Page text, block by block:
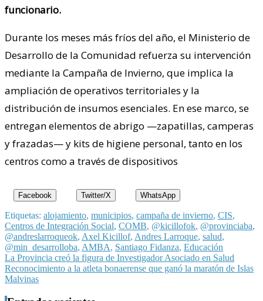
funcionario.
Durante los meses más fríos del año, el Ministerio de
Desarrollo de la Comunidad refuerza su intervención
mediante la Campaña de Invierno, que implica la
ampliación de operativos territoriales y la
distribución de insumos esenciales. En ese marco, se
entregan elementos de abrigo —zapatillas, camperas
y frazadas— y kits de higiene personal, tanto en los
centros como a través de dispositivos
Facebook Twitter/X WhatsApp
Etiquetas: alojamiento, municipios, campaña de invierno, CIS,
Centros de Integración Social, COMB, @kicillofok, @provinciaba,
@andreslarroqueok, Axel Kicillof, Andres Larroque, salud,
@min_desarrolloba, AMBA, Santiago Fidanza, Educación
Navegación
de
La Provincia creó la figura de Investigador Asociado en Salud
Reconocimiento a la atleta bonaerense que ganó la maratón de Islas
Malvinas